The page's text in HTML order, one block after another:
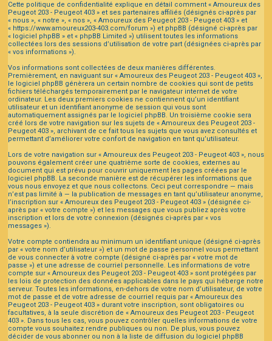
Cette politique de confidentialité explique en détail comment « Amoureux des
Peugeot 203 - Peugeot 403 » et ses partenaires affiliés (désignés ci-après par
« nous », « notre », « nos », « Amoureux des Peugeot 203 - Peugeot 403 » et
« https://www.amoureux203-403.com/forum ») et phpBB (désigné ci-après par
« logiciel phpBB » et « phpBB Limited ») utilisent toutes les informations
collectées lors des sessions d’utilisation de votre part (désignées ci-après par
« vos informations »).
Vos informations sont collectées de deux manières différentes.
Premièrement, en naviguant sur « Amoureux des Peugeot 203 - Peugeot 403 »,
le logiciel phpBB génèrera un certain nombre de cookies qui sont de petits
fichiers téléchargés temporairement par le navigateur internet de votre
ordinateur. Les deux premiers cookies ne contiennent qu’un identifiant
utilisateur et un identifiant anonyme de session qui vous sont
automatiquement assignés par le logiciel phpBB. Un troisième cookie sera
créé lors de votre navigation sur les sujets de « Amoureux des Peugeot 203 -
Peugeot 403 », archivant de ce fait tous les sujets que vous avez consultés et
permettant d’améliorer votre confort de navigation en tant qu’utilisateur.
Lors de votre navigation sur « Amoureux des Peugeot 203 - Peugeot 403 », nous
pouvons également créer une quatrième sorte de cookies, externes au
document qui est prévu pour couvrir uniquement les pages créées par le
logiciel phpBB. La seconde manière est de récupérer les informations que
vous nous envoyez et que nous collectons. Ceci peut correspondre — mais
n’est pas limité à — la publication de messages en tant qu’utilisateur anonyme,
l’inscription sur « Amoureux des Peugeot 203 - Peugeot 403 » (désignée ci-
après par « votre compte ») et les messages que vous publiez après votre
inscription et lors de votre connexion (désignés ci-après par « vos
messages »).
Votre compte contiendra au minimum un identifiant unique (désigné ci-après
par « votre nom d’utilisateur ») et un mot de passe personnel vous permettant
de vous connecter à votre compte (désigné ci-après par « votre mot de
passe ») et une adresse de courriel personnelle. Les informations de votre
compte sur « Amoureux des Peugeot 203 - Peugeot 403 » sont protégées par
les lois de protection des données applicables dans le pays qui héberge notre
serveur. Toutes les informations, en-dehors de votre nom d’utilisateur, de votre
mot de passe et de votre adresse de courriel requis par « Amoureux des
Peugeot 203 - Peugeot 403 » durant votre inscription, sont obligatoires ou
facultatives, à la seule discrétion de « Amoureux des Peugeot 203 - Peugeot
403 ». Dans tous les cas, vous pouvez contrôler quelles informations de votre
compte vous souhaitez rendre publiques ou non. De plus, vous pouvez
décider de vous abonner ou non à la liste de diffusion du logiciel phpBB